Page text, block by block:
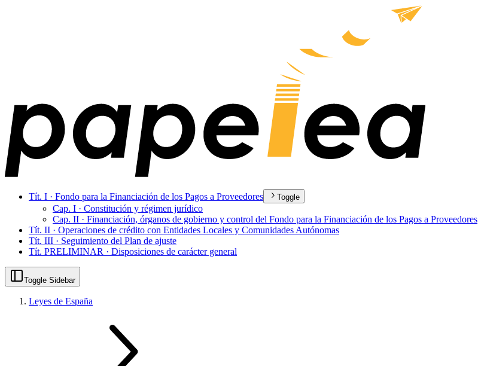
Tít. I · Fondo para la Financiación de los Pagos a Proveedores Toggle
Cap. I · Constitución y régimen jurídico
Cap. II · Financiación, órganos de gobierno y control del Fondo para la Financiación de los Pagos a Proveedores
Tít. II · Operaciones de crédito con Entidades Locales y Comunidades Autónomas
Tít. III · Seguimiento del Plan de ajuste
Tít. PRELIMINAR · Disposiciones de carácter general
Toggle Sidebar
Leyes de España